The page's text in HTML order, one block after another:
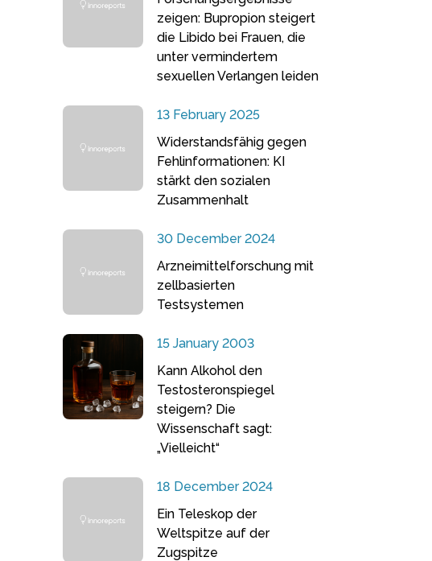
zeigen: Bupropion steigert
die Libido bei Frauen, die
unter vermindertem
sexuellen Verlangen leiden
13 February 2025
Widerstandsfähig gegen
Fehlinformationen: KI
stärkt den sozialen
Zusammenhalt
30 December 2024
Arzneimittelforschung mit
zellbasierten
Testsystemen
15 January 2003
Kann Alkohol den
Testosteronspiegel
steigern? Die
Wissenschaft sagt:
„Vielleicht“
18 December 2024
Ein Teleskop der
Weltspitze auf der
Zugspitze